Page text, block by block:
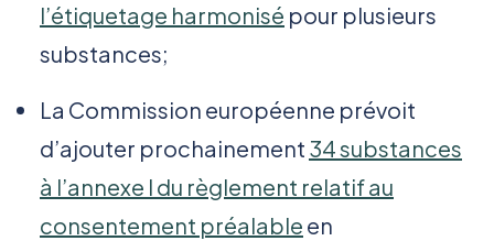
l’étiquetage harmonisé pour plusieurs
substances;
La Commission européenne prévoit
d’ajouter prochainement 34 substances
à l’annexe I du règlement relatif au
consentement préalable en